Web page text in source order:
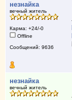
незнайка
вечный житель
Карма: +24/-0
Offline
Сообщений: 9636
незнайка
вечный житель